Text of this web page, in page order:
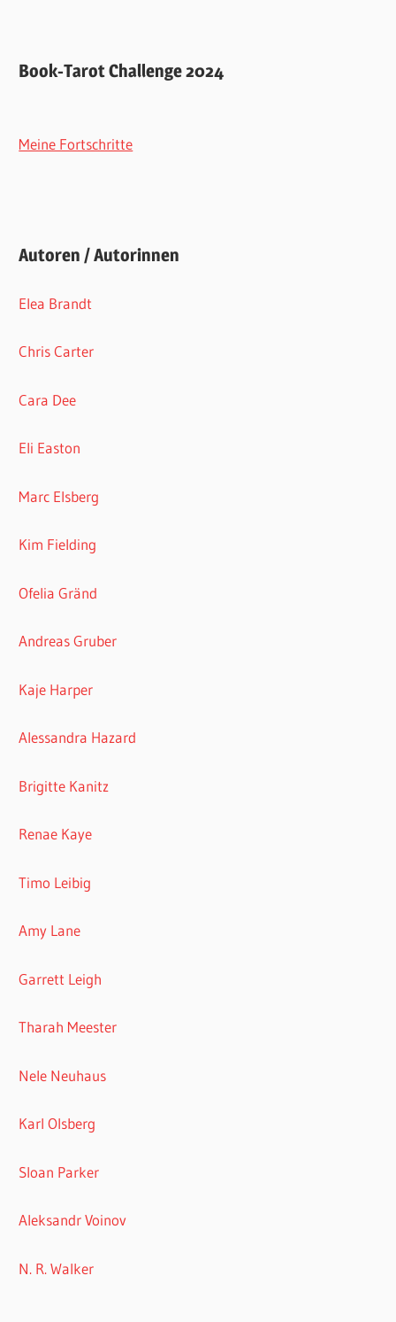
Book-Tarot Challenge 2024
Meine Fortschritte
Autoren / Autorinnen
Elea Brandt
Chris Carter
Cara Dee
Eli Easton
Marc Elsberg
Kim Fielding
Ofelia Gränd
Andreas Gruber
Kaje Harper
Alessandra Hazard
Brigitte Kanitz
Renae Kaye
Timo Leibig
Amy Lane
Garrett Leigh
Tharah Meester
Nele Neuhaus
Karl Olsberg
Sloan Parker
Aleksandr Voinov
N. R. Walker